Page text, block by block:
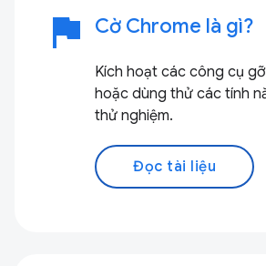
flag Cờ Chrome là gì?
Kích hoạt các công cụ
hoặc dùng thử các tính
thử nghiệm.
Đọc tài liệu